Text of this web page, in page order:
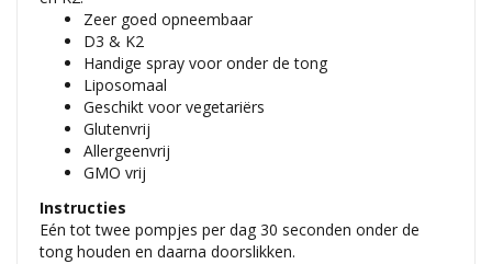
Zeer goed opneembaar
D3 & K2
Handige spray voor onder de tong
Liposomaal
Geschikt voor vegetariërs
Glutenvrij
Allergeenvrij
GMO vrij
Instructies
Eén tot twee pompjes per dag 30 seconden onder de
tong houden en daarna doorslikken.